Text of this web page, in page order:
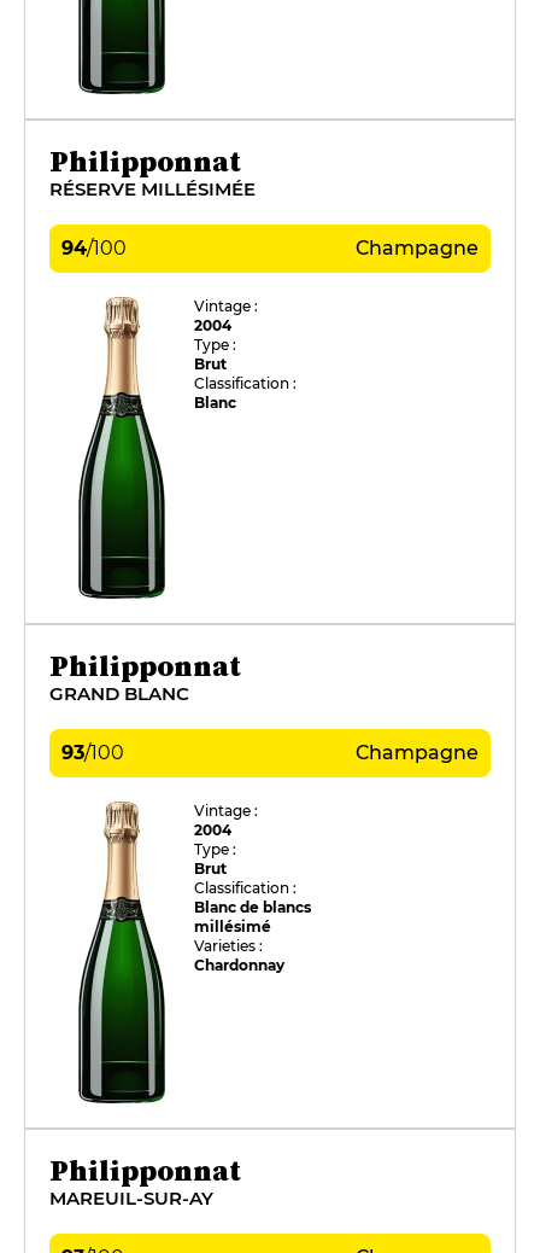
Philipponnat
RÉSERVE MILLÉSIMÉE
94/100 Champagne
Vintage :
2004
Type :
Brut
Classification :
Blanc
Philipponnat
GRAND BLANC
93/100 Champagne
Vintage :
2004
Type :
Brut
Classification :
Blanc de blancs
millésimé
Varieties :
Chardonnay
Philipponnat
MAREUIL-SUR-AY